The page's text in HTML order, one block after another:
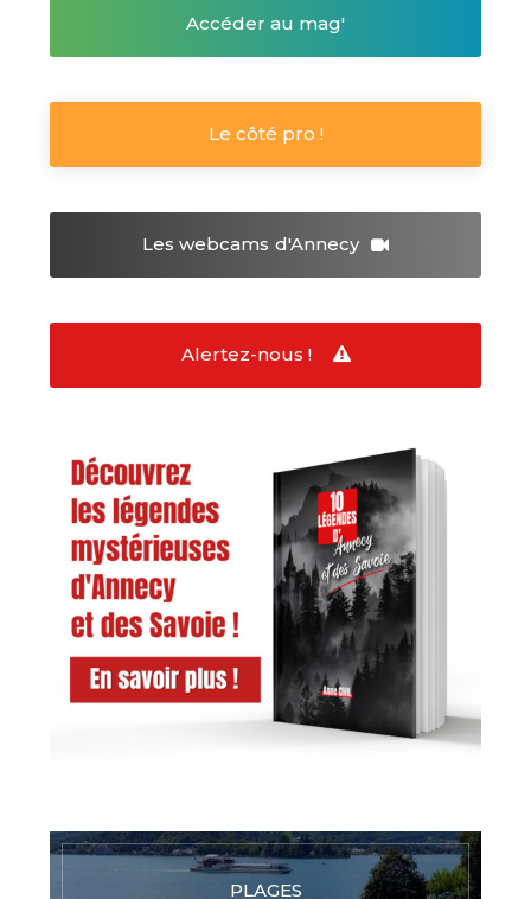
Accéder au mag'
Le côté pro !
Les webcams d'Annecy
Alertez-nous !
PLAGES